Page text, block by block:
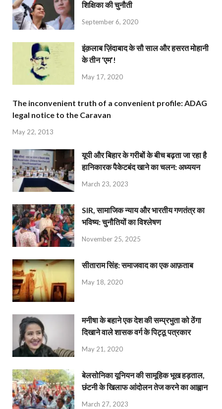
शिक्षिका की चुनौती
September 6, 2020
इंक़लाब ज़िंदाबाद के सौ साल और हसरत मोहानी
के तीन ‘एम’!
May 17, 2020
The inconvenient truth of a convenient profile: ADAG
legal notice to the Caravan
May 22, 2013
यूपी और बिहार के गरीबों के बीच बढ़ता जा रहा है
हानिकारक पैकेटबंद खाने का चलन: अध्ययन
March 23, 2023
SIR, सामाजिक न्याय और भारतीय गणतंत्र का
भविष्य: चुनौतियों का विश्लेषण
November 25, 2025
सीताराम सिंह: समाजवाद का एक आफ़ताब
May 18, 2020
मनीषा के बहाने एक देश की सम्प्रभुता को ठेंगा
दिखाने वाले शासक वर्ग के पिट्ठू पत्रकार
May 21, 2020
बेलसोनिका यूनियन की सामूहिक भूख हड़ताल,
छंटनी के खिलाफ आंदोलन तेज करने का आह्वान
March 27, 2023